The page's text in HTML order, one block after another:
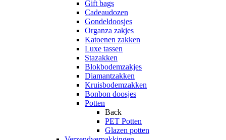
Gift bags
Cadeaudozen
Gondeldoosjes
Organza zakjes
Katoenen zakken
Luxe tassen
Stazakken
Blokbodemzakjes
Diamantzakken
Kruisbodemzakken
Bonbon doosjes
Potten
Back
PET Potten
Glazen potten